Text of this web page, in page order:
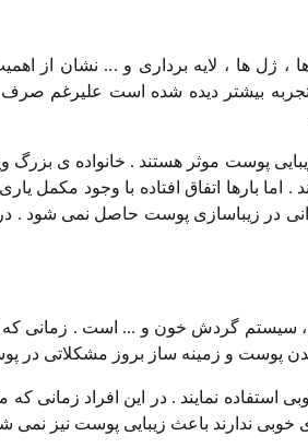
، ژل ها ، لایه برداری و ... نشان از
تجربه بیشتر دیده شده است علیرغم
بارها اتفاق افتاده با وجود مکمل
در زیباسازی پوست حاصل نمی شود .
سیستم گردش خون و ... است .‌ زمانی که
بدن پوست و زمینه ساز بروز مشکلاتی
نمایند . در این افراد زمانی که
خوبی ندارند باعث زیبایی پوست نیز نمی